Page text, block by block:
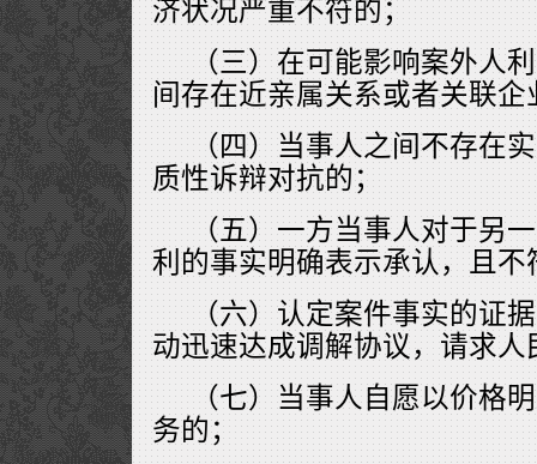
济状况严重不符的；
（三）在可能影响案外人
间存在近亲属关系或者关联
（四）当事人之间不存在
质性诉辩对抗的；
（五）一方当事人对于另
利的事实明确表示承认，且不
（六）认定案件事实的证
动迅速达成调解协议，请求
（七）当事人自愿以价格
务的；